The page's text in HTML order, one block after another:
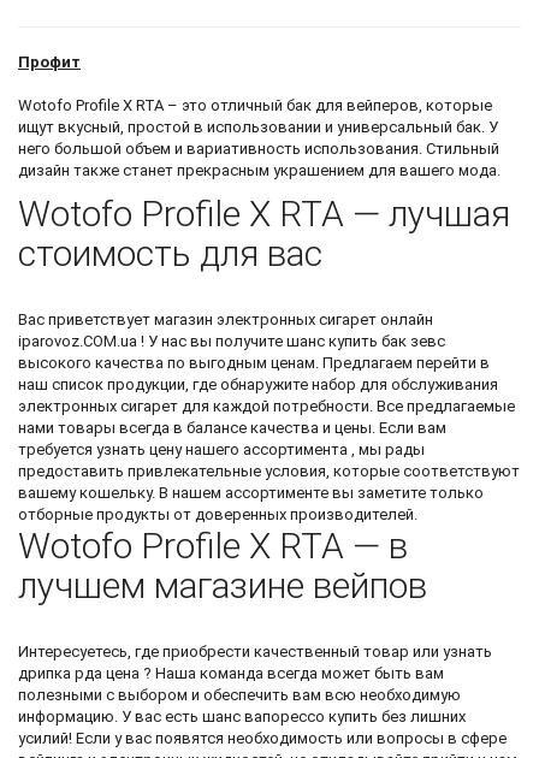
Профит
Wotofo Profile X RTA – это отличный бак для вейперов, которые
ищут вкусный, простой в использовании и универсальный бак. У
него большой объем и вариативность использования. Стильный
дизайн также станет прекрасным украшением для вашего мода.
Wotofo Profile X RTA — лучшая
стоимость для вас
Вас приветствует магазин электронных сигарет онлайн
iparovoz.COM.ua ! У нас вы получите шанс купить бак зевс
высокого качества по выгодным ценам. Предлагаем перейти в
наш список продукции, где обнаружите набор для обслуживания
электронных сигарет для каждой потребности. Все предлагаемые
нами товары всегда в балансе качества и цены. Если вам
требуется узнать цену нашего ассортимента , мы рады
предоставить привлекательные условия, которые соответствуют
вашему кошельку. В нашем ассортименте вы заметите только
отборные продукты от доверенных производителей.
Wotofo Profile X RTA — в
лучшем магазине вейпов
Интересуетесь, где приобрести качественный товар или узнать
дрипка рда цена ? Наша команда всегда может быть вам
полезными с выбором и обеспечить вам всю необходимую
информацию. У вас есть шанс вапорессо купить без лишних
усилий! Если у вас появятся необходимость или вопросы в сфере